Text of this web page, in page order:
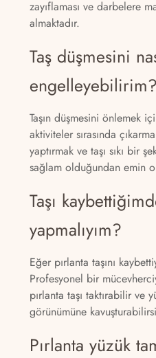
zayıflaması ve darbelere
almaktadır.
Taş düşmesini
engelleyebilirim?
Taşın düşmesini önlemek
aktiviteler sırasında
yaptırmak ve taşı sıkı bir
sağlam olduğundan emin
Taşı
yapmalıyım?
Eğer pırlanta taşını
Profesyonel bir
pırlanta taşı taktırabilir ve
görünümüne
Pırlanta yüzük